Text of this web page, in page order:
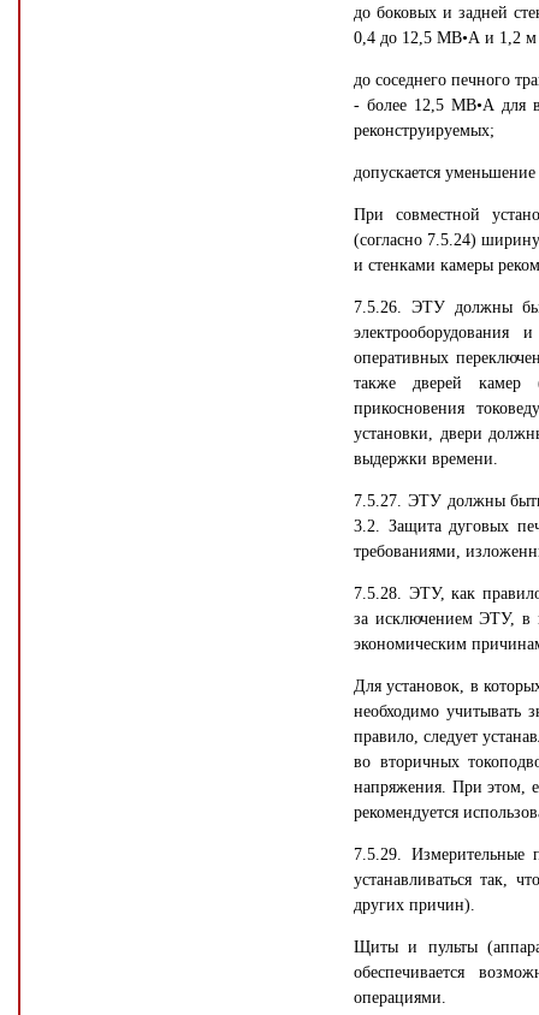
до боковых и задней
0,4 до 12,5 МВ•А и 1,2
до соседнего печного
- более 12,5 МВ•А для
реконструируемых;
допускается
При совместной
(согласно 7.5.24)
и стенками камеры
7.5.26. ЭТУ должны
электрооборудования
оперативных
также дверей камер
прикосновения
установки, двери
выдержки времени.
7.5.27. ЭТУ должны быть
3.2. Защита дуговых
требованиями,
7.5.28. ЭТУ, как
за исключением ЭТУ, в
экономическим
Для установок, в
необходимо учитывать
правило, следует
во вторичных
напряжения. При этом,
рекомендуется
7.5.29.
устанавливаться так,
других причин).
Щиты и пульты
обеспечивается
операциями.